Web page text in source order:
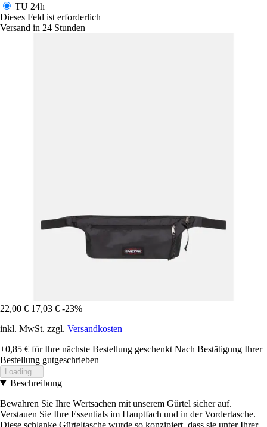
TU 24h
Dieses Feld ist erforderlich
Versand in 24 Stunden
22,00 € 17,03 € -23%
inkl. MwSt. zzgl. Versandkosten
+0,85 € für Ihre nächste Bestellung geschenkt Nach Bestätigung Ihrer
Bestellung gutgeschrieben
Loading...
Beschreibung
Bewahren Sie Ihre Wertsachen mit unserem Gürtel sicher auf.
Verstauen Sie Ihre Essentials im Hauptfach und in der Vordertasche.
Diese schlanke Gürteltasche wurde so konzipiert, dass sie unter Ihrer